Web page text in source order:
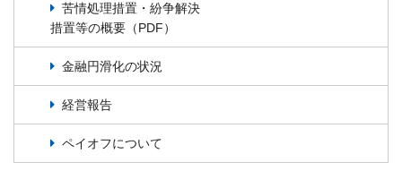
苦情処理措置・紛争解決
措置等の概要（PDF）
金融円滑化の状況
経営報告
ペイオフについて